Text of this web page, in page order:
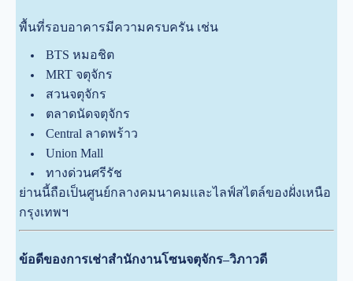
พื้นที่รอบอาคารมีความครบครัน เช่น
BTS หมอชิต
MRT จตุจักร
สวนจตุจักร
ตลาดนัดจตุจักร
Central ลาดพร้าว
Union Mall
ทางด่วนศรีรัช
ย่านนี้ถือเป็นศูนย์กลางคมนาคมและไลฟ์สไตล์ของฝั่งเหนือ
กรุงเทพฯ
ข้อดีของการเช่าสำนักงานโซนจตุจักร–วิภาวดี